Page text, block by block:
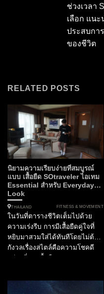
ช่วงเวลา
เลือก แนะ
ประสบกา
ของชีวิต
RELATED POSTS
นิยามความเรียบง่ายที่สมบูรณ์
แบบ เสื้อยืด SOtraveler ไอเทม
Essential สำหรับ Everyday
Look
THAILAND FITNESS & MOVEMENT
ในวันที่ตารางชีวิตเต็มไปด้วย
ความเร่งรีบ การมีเสื้อยืดคู่ใจที่
หยิบมาสวมใส่ได้ทันทีโดยไม่ต้อง
กังวลเรื่องสไตล์คือความโชคดี
เพื่อเป็น “The Best Everyday
Tee” ที่ก้าวข้ามขีดจำกัดของ